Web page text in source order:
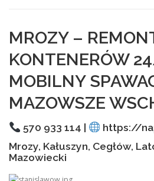
SPAWANIE MOBILNE Z
USŁUGI KONTAKT
MROZY –
KONTENERÓW
MOBILNY
MAZOWSZE
570 933 114 |
https://
Mrozy, Kałuszyn, Cegłów,
Mazowiecki